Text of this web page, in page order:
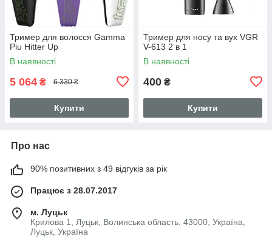
Тример для волосся Gamma
Piu Hitter Up
В наявності
5 064 ₴ 6 330 ₴
Купити
Тример для носу та вух VGR
V-613 2 в 1
В наявності
400 ₴
Купити
Про нас
90% позитивних з 49 відгуків за рік
Працює з 28.07.2017
м. Луцьк
Крилова 1, Луцьк, Волинська область, 43000, Україна,
Луцьк, Україна